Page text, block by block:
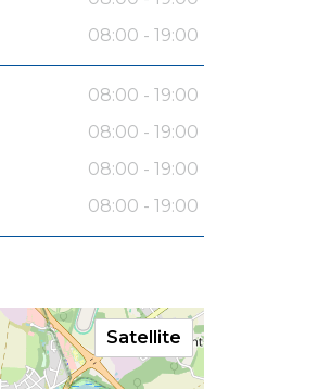
08:00 - 19:00
08:00 - 19:00
08:00 - 19:00
08:00 - 19:00
08:00 - 19:00
Satellite